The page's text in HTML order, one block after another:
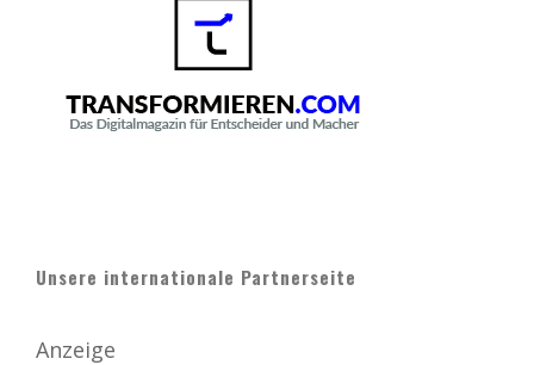
Unsere internationale Partnerseite
Anzeige